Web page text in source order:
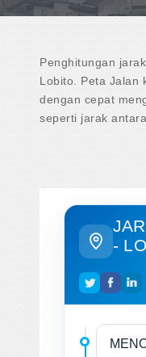
Penghitungan
Lobito. Peta Jalan
dengan cepat
seperti jarak
-